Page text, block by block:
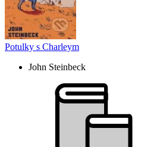
Potulky s Charleym
John Steinbeck